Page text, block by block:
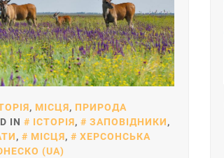
, МІСЦЯ, ПРИРОДА
IN ІСТОРІЯ, ЗАПОВІДНИКИ,
, МІСЦЯ,
ХЕРСОНСЬКА
(UA)